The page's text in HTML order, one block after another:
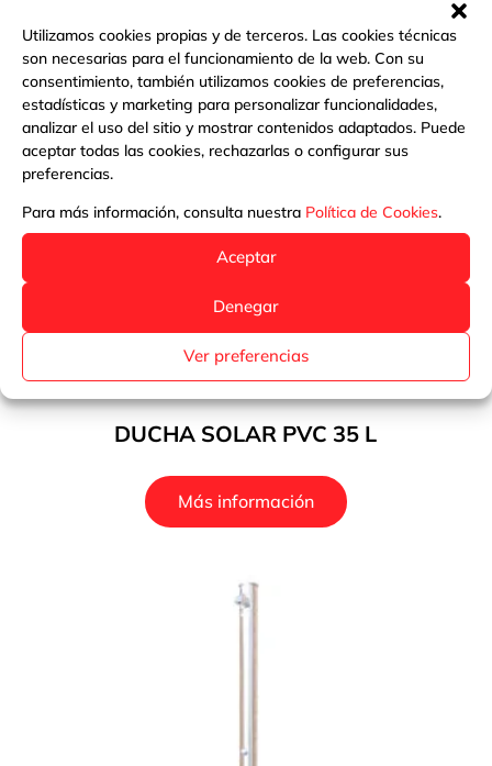
Utilizamos cookies propias y de terceros. Las cookies técnicas
son necesarias para el funcionamiento de la web. Con su
consentimiento, también utilizamos cookies de preferencias,
estadísticas y marketing para personalizar funcionalidades,
analizar el uso del sitio y mostrar contenidos adaptados. Puede
aceptar todas las cookies, rechazarlas o configurar sus
preferencias.
Para más información, consulta nuestra Política de Cookies.
Aceptar
Denegar
Ver preferencias
DUCHA SOLAR PVC 35 L
Más información